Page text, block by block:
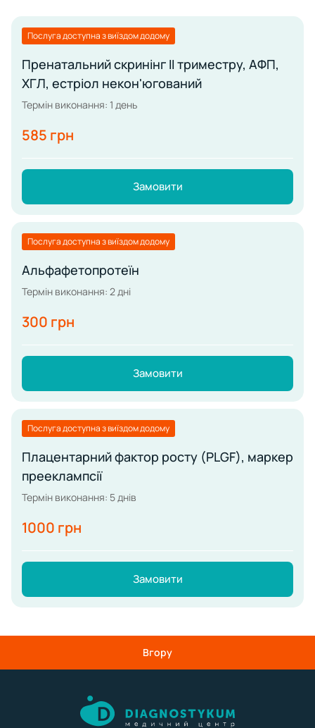
Послуга доступна з виїздом додому
Пренатальний скринінг ІІ триместру, АФП,
ХГЛ, естріол некон'югований
Термін виконання: 1 день
585 грн
Замовити
Послуга доступна з виїздом додому
Альфафетопротеїн
Термін виконання: 2 дні
300 грн
Замовити
Послуга доступна з виїздом додому
Плацентарний фактор росту (PLGF), маркер
прееклампсії
Термін виконання: 5 днів
1000 грн
Замовити
Вгору